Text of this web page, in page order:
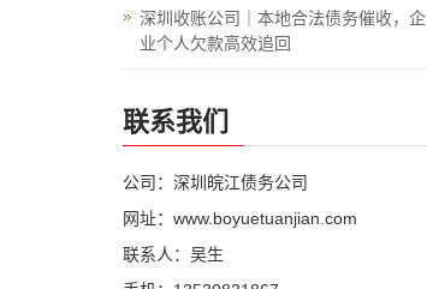
深圳收账公司｜本地合法债务催收，企
业个人欠款高效追回
联系我们
公司：深圳皖江债务公司
网址：www.boyuetuanjian.com
联系人：吴生